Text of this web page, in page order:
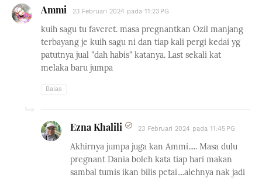
Ammi 23 Februari 2024 pada 11:23 PG
kuih sagu tu faveret. masa pregnantkan Ozil manjang
terbayang je kuih sagu ni dan tiap kali pergi kedai yg
patutnya jual "dah habis" katanya. Last sekali kat
melaka baru jumpa
Balas
Ezna Khalili 23 Februari 2024 pada 11:45 PG
Akhirnya jumpa juga kan Ammi..... Masa dulu
pregnant Dania boleh kata tiap hari makan
sambal tumis ikan bilis petai....alehnya nak jadi